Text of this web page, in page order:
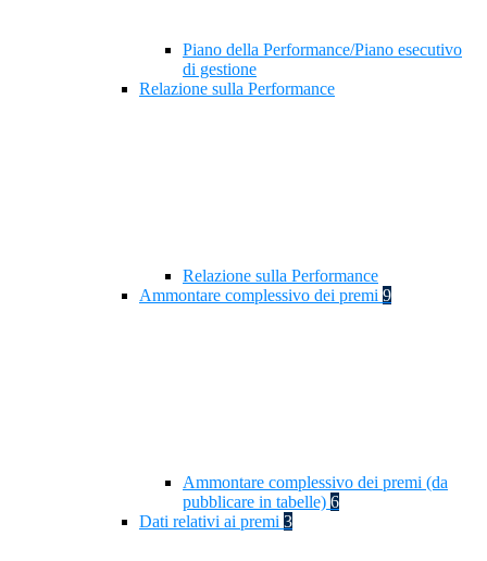
Piano della Performance/Piano esecutivo
di gestione
Relazione sulla Performance
Relazione sulla Performance
Ammontare complessivo dei premi 9
Ammontare complessivo dei premi (da
pubblicare in tabelle) 6
Dati relativi ai premi 3